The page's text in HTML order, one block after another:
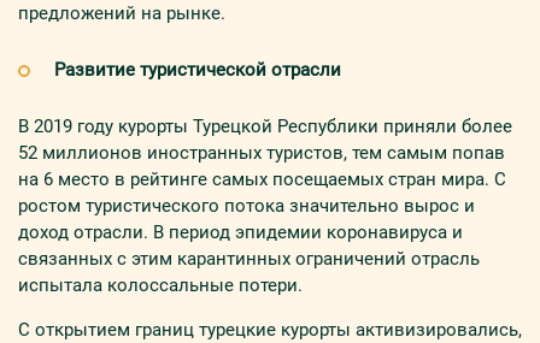
предложений на рынке.
Развитие туристической отрасли
В 2019 году курорты Турецкой Республики приняли более
52 миллионов иностранных туристов, тем самым попав
на 6 место в рейтинге самых посещаемых стран мира. С
ростом туристического потока значительно вырос и
доход отрасли. В период эпидемии коронавируса и
связанных с этим карантинных ограничений отрасль
испытала колоссальные потери.
С открытием границ турецкие курорты активизировались,